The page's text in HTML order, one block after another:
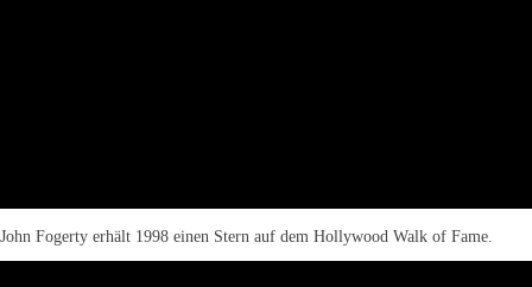
John Fogerty erhält 1998 einen Stern auf dem Hollywood Walk of Fame.